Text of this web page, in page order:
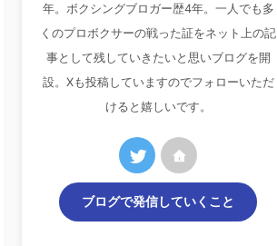
年。ボクシングブロガー歴4年。一人でも多
くのプロボクサーの戦った証をネット上の記
事として残していきたいと思いブログを開
設。Xも投稿していますのでフォローいただ
けると嬉しいです。
ブログで発信していくこと